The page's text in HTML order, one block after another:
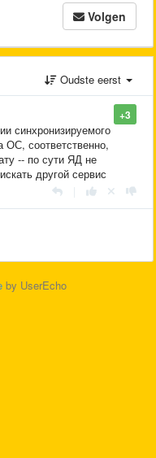
Volgen
Oudste eerst
+3
синхронизируемого
соответственно,
-- по сути ЯД не
другой сервис
by UserEcho